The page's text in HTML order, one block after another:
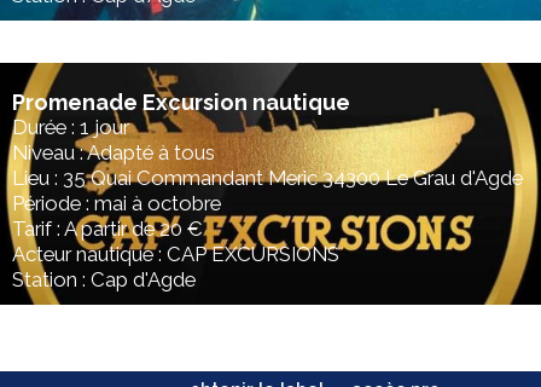
Promenade Excursion nautique
Durée : 1 jour
Niveau : Adapté à tous
Lieu : 35 Quai Commandant Meric 34300 Le Grau d'Agde
Période : mai à octobre
Tarif : A partir de 20 €
Acteur nautique : CAP EXCURSIONS
Station : Cap d'Agde